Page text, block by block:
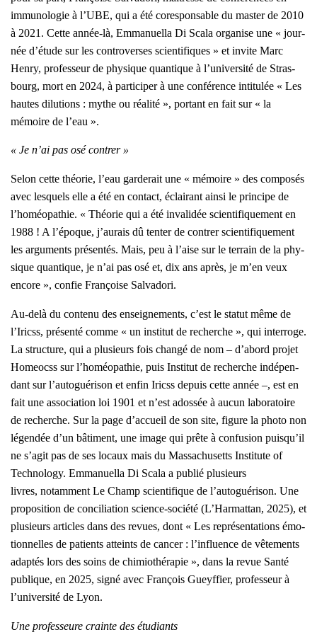
immu­no­lo­gie à l’UBE, qui a été cores­pon­sable du mas­ter de 2010
à 2021. Cette année-là, Emma­nuel­la Di Sca­la orga­nise une « jour­
née d’étude sur les contro­verses scien­ti­fiques » et invite Marc
Hen­ry, pro­fes­seur de phy­sique quan­tique à l’université de Stras­
bourg, mort en 2024, à par­ti­ci­per à une confé­rence inti­tu­lée « Les
hautes dilu­tions : mythe ou réa­li­té », por­tant en fait sur « la
mémoire de l’eau ».
« Je n’ai pas osé contrer »
Selon cette théo­rie, l’eau gar­de­rait une « mémoire » des com­po­sés
avec les­quels elle a été en contact, éclai­rant ain­si le prin­cipe de
l’homéopathie. « Théo­rie qui a été inva­li­dée scien­ti­fi­que­ment en
1988 ! A l’époque, j’aurais dû ten­ter de contrer scien­ti­fi­que­ment
les argu­ments pré­sen­tés. Mais, peu à l’aise sur le ter­rain de la phy­
sique quan­tique, je n’ai pas osé et, dix ans après, je m’en veux
encore », confie Fran­çoise Sal­va­do­ri.
Au-delà du conte­nu des ensei­gne­ments, c’est le sta­tut même de
l’Iricss, pré­sen­té comme « un ins­ti­tut de recherche », qui inter­roge.
La struc­ture, qui a plu­sieurs fois chan­gé de nom – d’abord pro­jet
Homeocss sur l’homéopathie, puis Ins­ti­tut de recherche indé­pen­
dant sur l’autoguérison et enfin Iricss depuis cette année –, est en
fait une asso­cia­tion loi 1901 et n’est ados­sée à aucun labo­ra­toire
de recherche. Sur la page d’accueil de son site, figure la pho­to non
légen­dée d’un bâti­ment, une image qui prête à confu­sion puisqu’il
ne s’agit pas de ses locaux mais du Mas­sa­chu­setts Ins­ti­tute of
Tech­no­lo­gy. Emma­nuel­la Di Sca­la a publié plu­sieurs
livres, notam­ment Le Champ scien­ti­fique de l’autoguérison. Une
pro­po­si­tion de conci­lia­tion science-socié­té (L’Harmattan, 2025), et
plu­sieurs articles dans des revues, dont « Les repré­sen­ta­tions émo­
tion­nelles de patients atteints de can­cer : l’influence de vête­ments
adap­tés lors des soins de chi­mio­thé­ra­pie », dans la revue San­té
publique, en 2025, signé avec Fran­çois Gueyf­fier, pro­fes­seur à
l’université de Lyon.
Une pro­fes­seure crainte des étu­diants